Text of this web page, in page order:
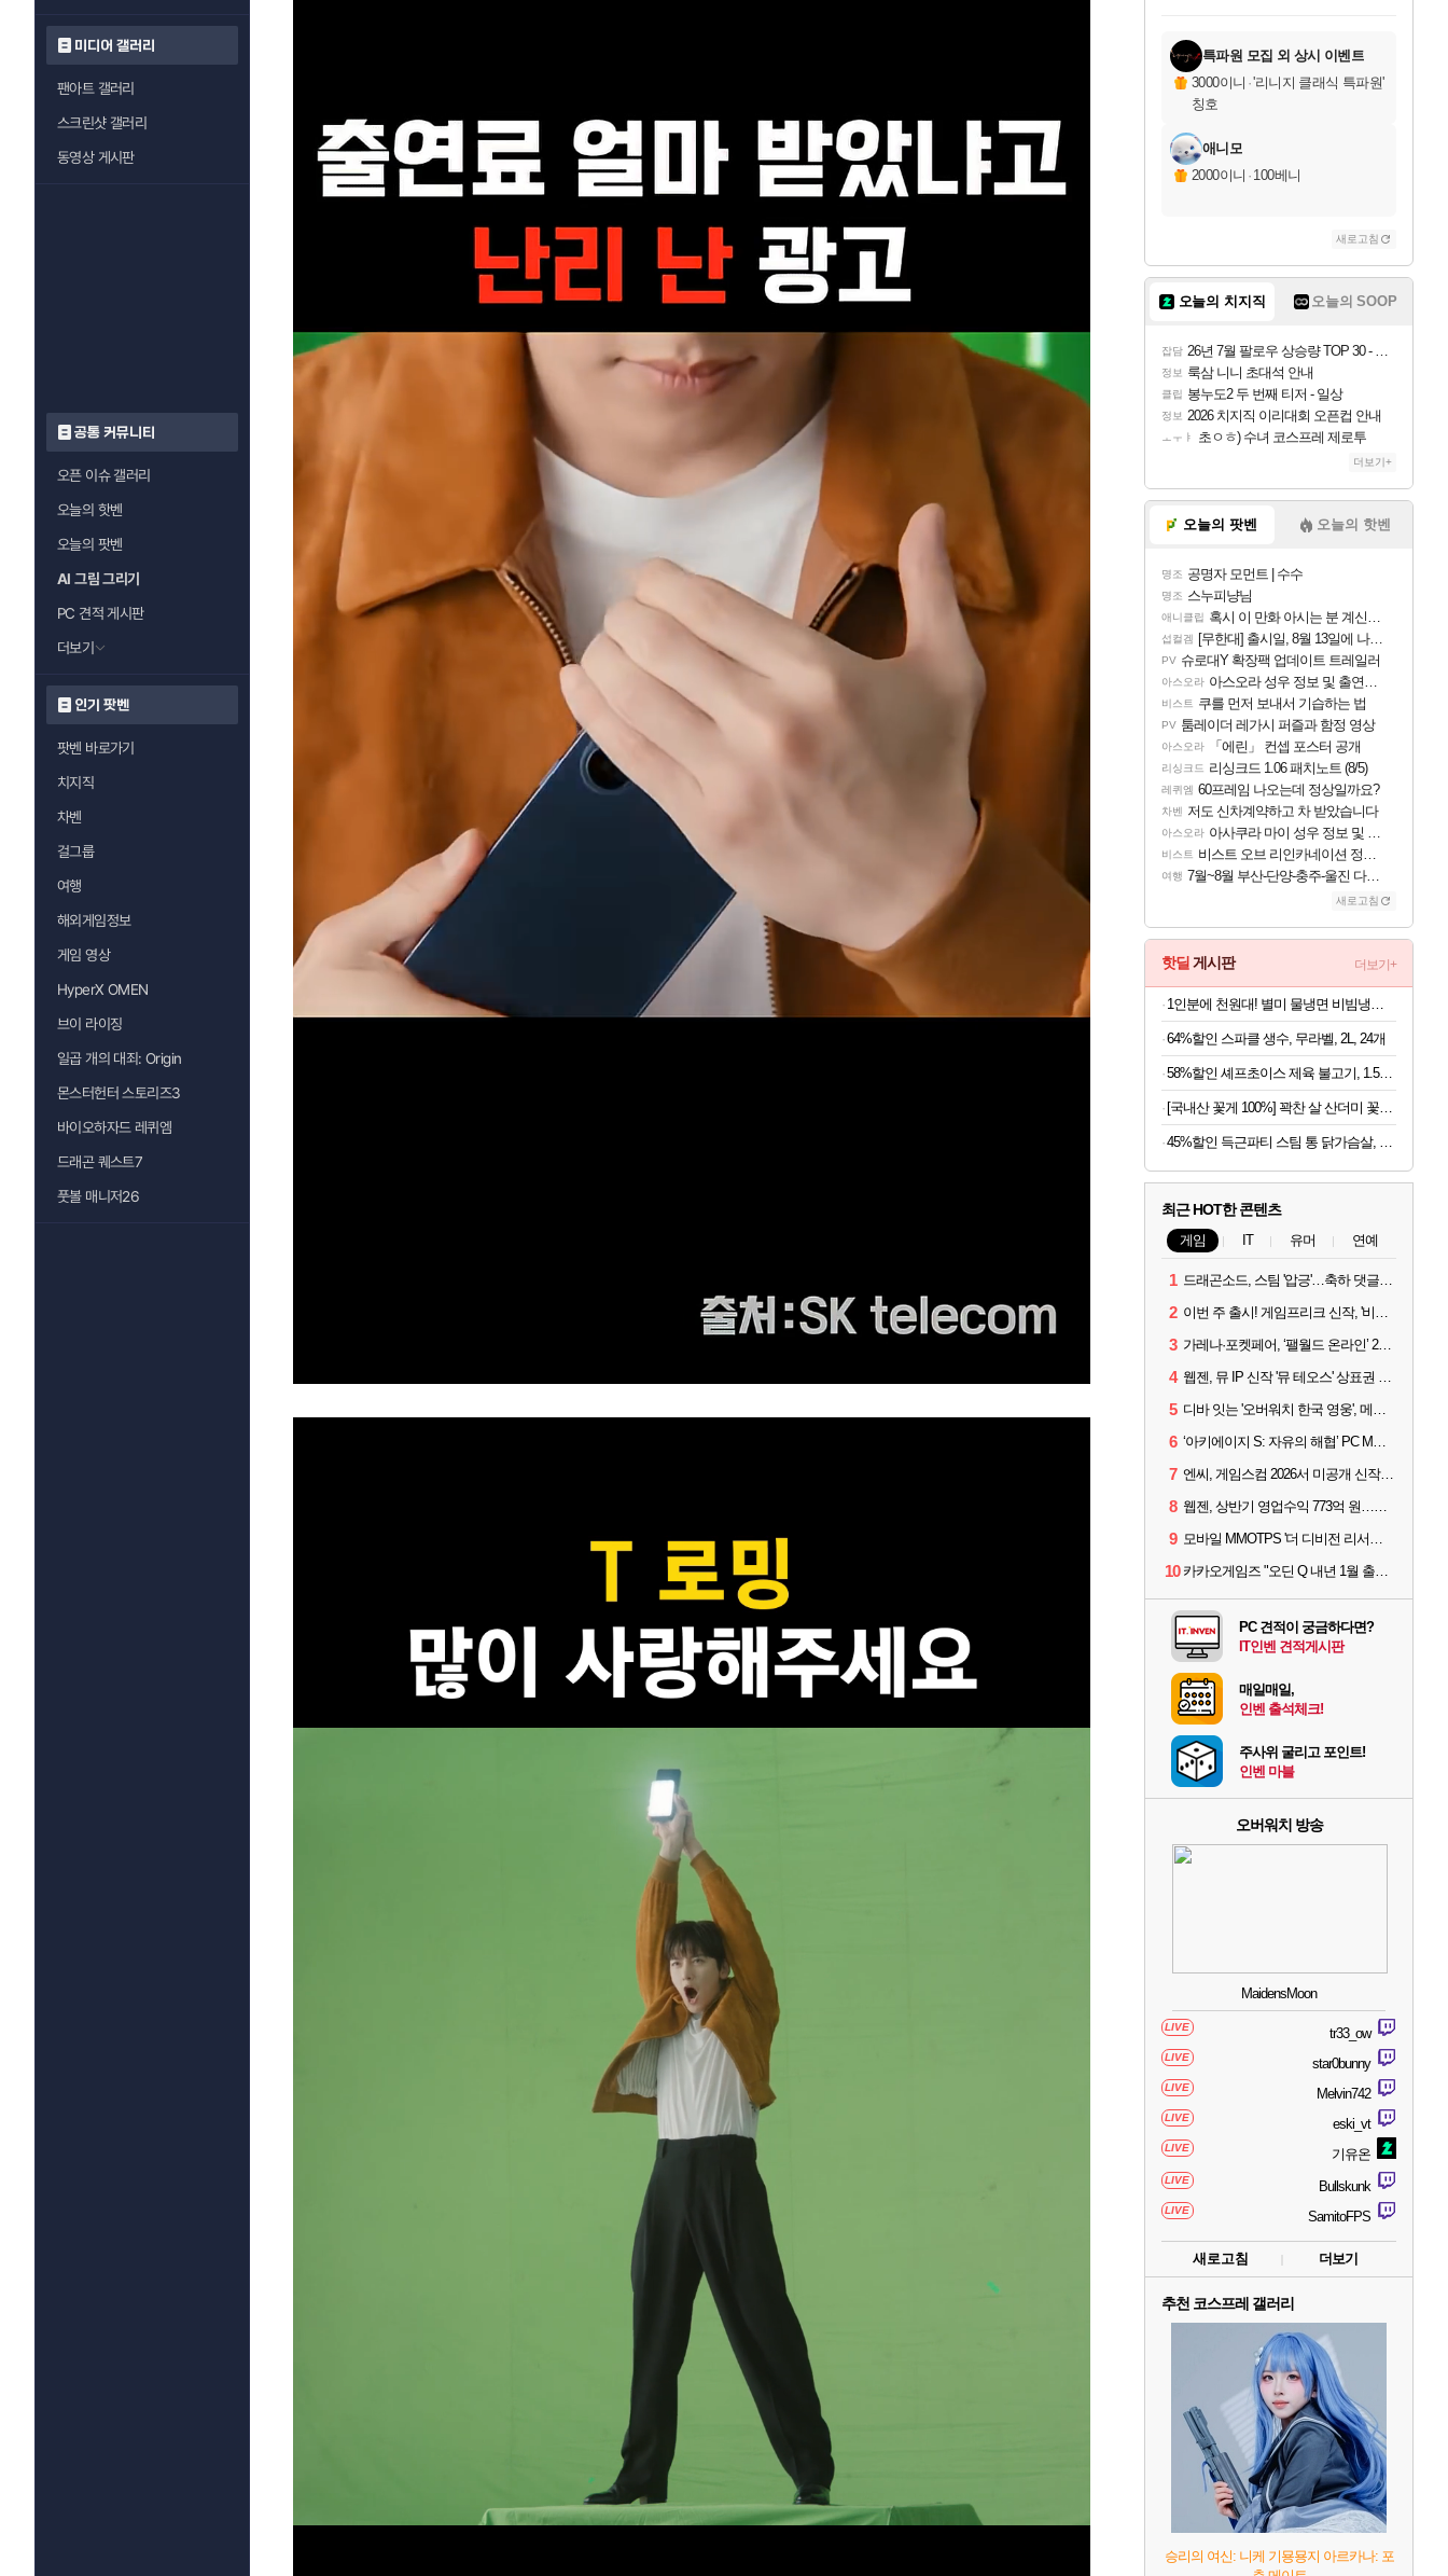
미디어 갤러리
팬아트 갤러리
스크린샷 갤러리
동영상 게시판
공통 커뮤니티
오픈 이슈 갤러리
오늘의 핫벤
오늘의 팟벤
AI 그림 그리기
PC 견적 게시판
더보기
인기 팟벤
팟벤 바로가기
치지직
차벤
걸그룹
여행
해외게임정보
게임 영상
HyperX OMEN
브이 라이징
일곱 개의 대죄: Origin
몬스터헌터 스토리즈3
바이오하자드 레퀴엠
드래곤 퀘스트7
풋볼 매니저26
당첨되셨습니다.
당첨되셨습니다.
당첨되셨습니다.
에디션 (스팀코드)를 교환.
당첨되셨습니다.
당첨되셨습니다.
당첨되셨습니다.
당첨되셨습니다.
특파원 모집 외 상시 이벤트
3000이니 ·'리니지 클래식 특파원'
칭호
애니모
2000이니 · 100베니
새로고침
오늘의 치지직 오늘의 SOOP
잡담 26년 7월 팔로우 상승량 TOP 30 - 월간 치지직
정보 룩삼 니니 초대석 안내
클립 봉누도2 두 번째 티저 - 일상
정보 2026 치지직 이리대회 오픈컵 안내
ㅗㅜㅑ 초ㅇㅎ) 수녀 코스프레 제로투
더보기+
오늘의 팟벤 오늘의 핫벤
명조 공명자 모먼트 | 수수
명조 스누피냥님
애니클립 혹시 이 만화 아시는 분 계신가요
섭컬겜 [무한대] 출시일, 8월 13일에 나오나
PV 슈로대Y 확장팩 업데이트 트레일러
아스오라 아스오라 성우 정보 및 출연작 모음
비스트 쿠를 먼저 보내서 기습하는 법
PV 툼레이더 레가시 퍼즐과 함정 영상
아스오라 「에린」 컨셉 포스터 공개
리싱크드 리싱크드 1.06 패치노트 (8/5)
레퀴엠 60프레임 나오는데 정상일까요?
차벤 저도 신차계약하고 차 받았습니다
아스오라 아사쿠라 마이 성우 정보 및 주요 필모
비스트 비스트 오브 리인카네이션 정보/공략글 모음
여행 7월~8월 부산-단양-충주-울진 다녀왔어요~
새로고침
핫딜 게시판 더보기+
64%할인 스파클 생수, 무라벨, 2L, 24개
58%할인 셰프초이스 제육 불고기, 1.5kg, 1개
45%할인 득근파티 스팀 통 닭가슴살, 6종 혼합, 100g, 30팩
최근 HOT한 콘텐츠
게임 IT 유머 연예
1 드래곤소드, 스팀 '압긍'…축하 댓글 달고 게임 코드 받자!
2 이번 주 출시! 게임프리크 신작, '비스트 오브 리인카네이션'
3 가레나·포켓페어, ‘팰월드 온라인’ 2026년 출시 예고
4 웹젠, 뮤 IP 신작 '뮤 테오스' 상표권 출원
5 디바 잇는 '오버워치 한국 영웅', 메카 파일럿 디몬 나온다
6 ‘아키에이지 S: 자유의 해협’ PC MMORPG로 개발한다
7 엔씨, 게임스컴 2026서 미공개 신작 최초 공개
8 웹젠, 상반기 영업수익 773억 원…순이익 89% 증가
9 모바일 MMOTPS '더 디비전 리서전스', 6일 스팀에도 출시
10 카카오게임즈 "오딘 Q 내년 1월 출시, 연기는 없다"
PC 견적이 궁금하다면?
IT인벤 견적게시판
매일매일,
인벤 출석체크!
주사위 굴리고 포인트!
인벤 마블
오버워치 방송
MaidensMoon
LIVE tr33_ow
LIVE star0bunny
LIVE Melvin742
LIVE eski_vt
LIVE 기유온
LIVE Bullskunk
LIVE SamitoFPS
새로고침 더보기
추천 코스프레 갤러리
승리의 여신: 니케 기묭묭지 아르카나: 포